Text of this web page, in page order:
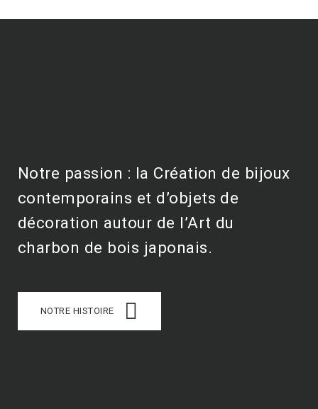
Notre passion : la Création de bijoux
contemporains et d’objets de
décoration autour de l’Art du
charbon de bois japonais.
NOTRE HISTOIRE